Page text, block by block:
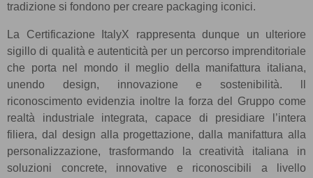
tradizione si fondono per creare packaging iconici.
La Certificazione ItalyX rappresenta dunque un ulteriore
sigillo di qualità e autenticità per un percorso imprenditoriale
che porta nel mondo il meglio della manifattura italiana,
unendo design, innovazione e sostenibilità. ll
riconoscimento evidenzia inoltre la forza del Gruppo come
realtà industriale integrata, capace di presidiare l’intera
filiera, dal design alla progettazione, dalla manifattura alla
personalizzazione, trasformando la creatività italiana in
soluzioni concrete, innovative e riconoscibili a livello